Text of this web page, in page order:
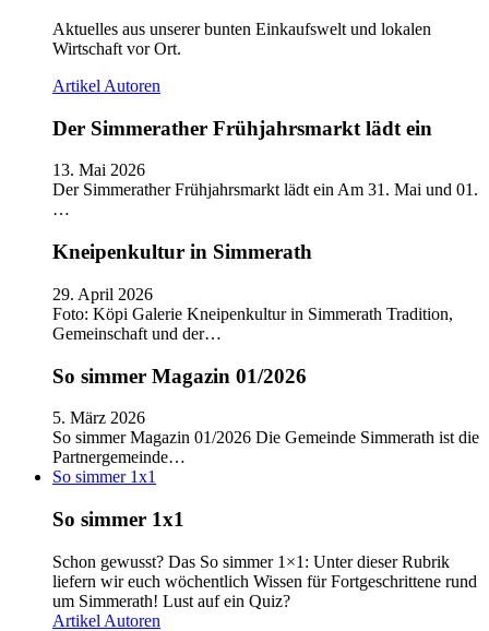
Aktuelles aus unserer bunten Einkaufswelt und lokalen
Wirtschaft vor Ort.
Artikel Autoren
Der Simmerather Frühjahrsmarkt lädt ein
13. Mai 2026
Der Simmerather Frühjahrsmarkt lädt ein Am 31. Mai und 01.
…
Kneipenkultur in Simmerath
29. April 2026
Foto: Köpi Galerie Kneipenkultur in Simmerath Tradition,
Gemeinschaft und der…
So simmer Magazin 01/2026
5. März 2026
So simmer Magazin 01/2026 Die Gemeinde Simmerath ist die
Partnergemeinde…
So simmer 1x1
So simmer 1x1
Schon gewusst? Das So simmer 1×1: Unter dieser Rubrik
liefern wir euch wöchentlich Wissen für Fortgeschrittene rund
um Simmerath! Lust auf ein Quiz?
Artikel Autoren